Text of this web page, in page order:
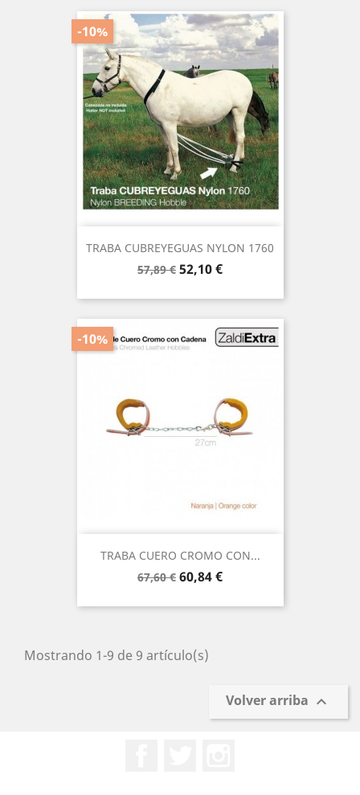
TRABA CUBREYEGUAS NYLON 1760
Precio
57,89 €
-10%
Precio
52,10 €
TRABA CUERO CROMO CON...
Precio
67,60 €
-10%
Precio
60,84 €
Mostrando 1-9 de 9 artículo(s)
Volver arriba 